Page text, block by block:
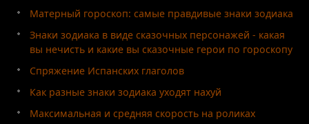
Матерный гороскоп: самые правдивые знаки зодиака
Знаки зодиака в виде сказочных персонажей - какая
вы нечисть и какие вы сказочные герои по гороскопу
Спряжение Испанских глаголов
Как разные знаки зодиака уходят нахуй
Максимальная и средняя скорость на роликах